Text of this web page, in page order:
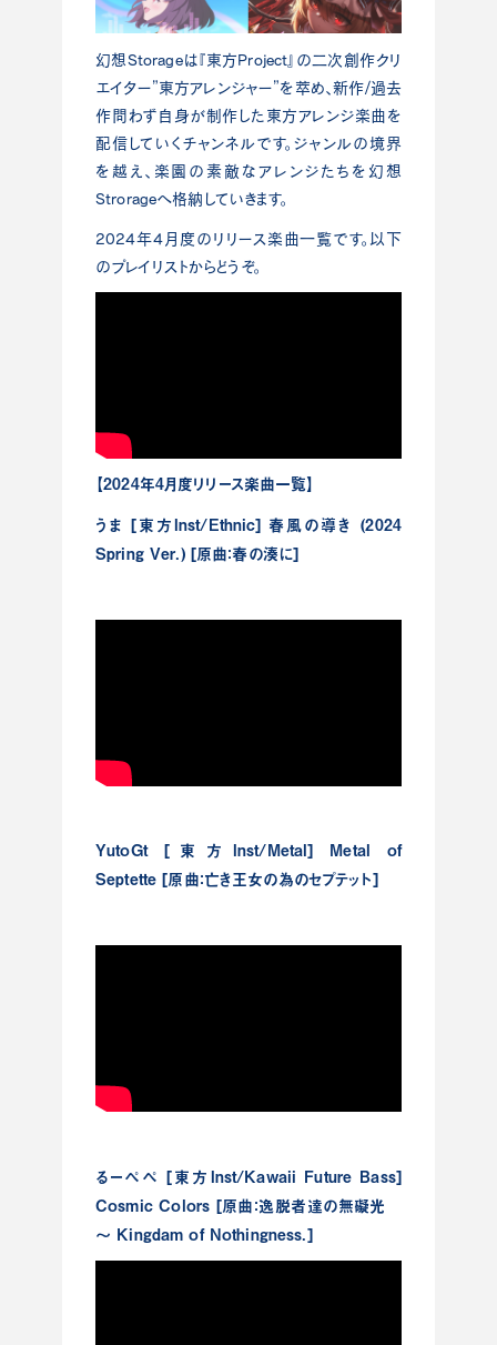
幻想Storageは『東方Project』の二次創作クリ
エイター”東方アレンジャー”を萃め、新作/過去
作問わず自身が制作した東方アレンジ楽曲を
配信していくチャンネルです。ジャンルの境界
を越え、楽園の素敵なアレンジたちを幻想
Strorageへ格納していきます。
2024年4月度のリリース楽曲一覧です。以下
のプレイリストからどうぞ。
【2024年4月度リリース楽曲一覧】
うま [東方Inst/Ethnic] 春風の導き (2024
Spring Ver.) [原曲：春の湊に]
YutoGt [東方Inst/Metal] Metal of
Septette [原曲：亡き王女の為のセプテット]
るーぺぺ [東方Inst/Kawaii Future Bass]
Cosmic Colors [原曲：逸脱者達の無礙光
～ Kingdam of Nothingness.]